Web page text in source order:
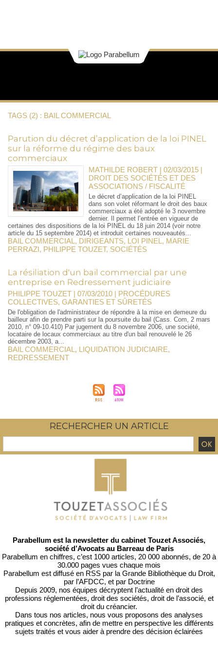
TAGS (2) : BAIL COMMERCIAL
Parution du décret d’application de la loi PINEL
sur la réforme du régime des baux
commerciaux
MATHILDE ROBERT | 02/03/2015 |
DROIT DES SOCIÉTÉS ET DES
ASSOCIATIONS / FISCALITÉ
Le décret d’application de la loi PINEL
dans son volet réformant le droit des baux
commerciaux a été adopté le 3 novembre
dernier. Il permet l’entrée en vigueur de
certaines des dispositions de la loi PINEL du 18 juin 2014 (voir notre
article du 15 septembre 2014) et introduit certaines nouveautés...
BAIL COMMERCIAL , DIRIGEANTS, LOI PINEL , MARIE
PERRAZI, PHILIPPE TOUZET, SOCIÉTÉS
La résiliation d'un bail commercial par une
entreprise en Redressement judiciaire
PHILIPPE TOUZET | 07/03/2010 | PROCÉDURES
COLLECTIVES, GARANTIES ET SÛRETÉS
De l'obligation de l'administrateur de répondre à la mise en demeure du
bailleur afin de prendre parti sur la poursuite du bail (Cass. Com, 2 mars
2010, n° 09-10.410) Par jugement du 8 novembre 2006, une société,
locataire de locaux commerciaux au titre d'un bail renouvelé le 26
décembre 2003, a...
BAIL COMMERCIAL , LIQUIDATION JUDICIAIRE,
REDRESSEMENT
RECHERCHER UN ARTICLE
Parabellum est la newsletter du cabinet Touzet Associés,
société d’Avocats au Barreau de Paris
Parabellum en chiffres, c’est 1000 articles, 20 000 abonnés, de 20 à
30.000 pages vues chaque mois
Parabellum est diffusé en RSS par la Grande Bibliothèque du Droit,
par l’AFDCC, et par Doctrine
Depuis 2009, nos équipes décryptent l’actualité en droit des
professions réglementées, droit des sociétés, droit de l’associé, et
droit du créancier.
Dans tous nos articles, nous vous proposons des analyses
pratiques et concrètes, afin de mettre en perspective les différents
sujets traités et vous aider à prendre des décision éclairées